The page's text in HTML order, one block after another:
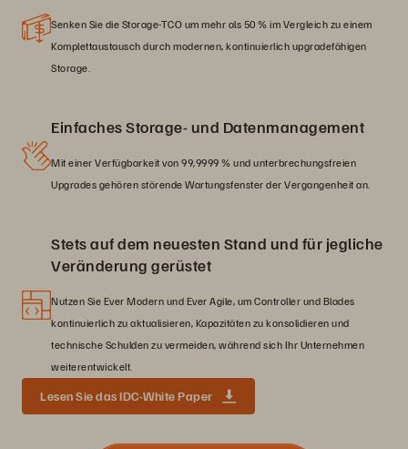
Senken Sie die Storage-TCO um mehr als 50 % im Vergleich zu einem
Komplettaustausch durch modernen, kontinuierlich upgradefähigen
Storage.
Einfaches Storage- und Datenmanagement
Mit einer Verfügbarkeit von 99,9999 % und unterbrechungsfreien
Upgrades gehören störende Wartungsfenster der Vergangenheit an.
Stets auf dem neuesten Stand und für jegliche
Veränderung gerüstet
Nutzen Sie Ever Modern und Ever Agile, um Controller und Blades
kontinuierlich zu aktualisieren, Kapazitäten zu konsolidieren und
technische Schulden zu vermeiden, während sich Ihr Unternehmen
weiterentwickelt.
Lesen Sie das IDC-White Paper